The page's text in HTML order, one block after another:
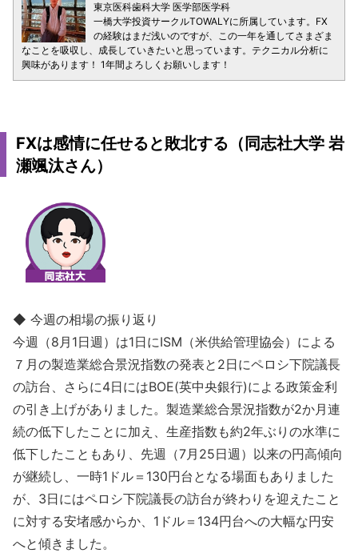
東京医科歯科大学 医学部医学科
一橋大学投資サークルTOWALYに所属しています。FX
の経験はまだ浅いのですが、この一年を通してさまざま
なことを吸収し、成長していきたいと思っています。テクニカル分析に
興味があります！ 1年間よろしくお願いします！
FXは感情に任せると敗北する（同志社大学 岩
瀬颯汰さん）
◆ 今週の相場の振り返り
今週（8月1日週）は1日にISM（米供給管理協会）による
７月の製造業総合景況指数の発表と2日にペロシ下院議長
の訪台、さらに4日にはBOE(英中央銀行)による政策金利
の引き上げがありました。製造業総合景況指数が2か月連
続の低下したことに加え、生産指数も約2年ぶりの水準に
低下したこともあり、先週（7月25日週）以来の円高傾向
が継続し、一時1ドル＝130円台となる場面もありました
が、3日にはペロシ下院議長の訪台が終わりを迎えたこと
に対する安堵感からか、1ドル＝134円台への大幅な円安
へと傾きました。